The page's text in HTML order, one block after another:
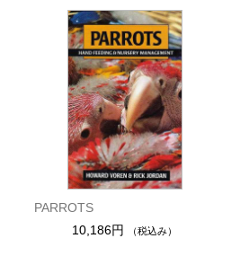
PARROTS
10,186円
（税込み）